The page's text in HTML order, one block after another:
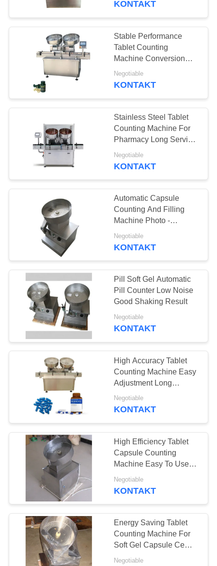
Maszyna do
powlekania tabletek
18
Maszyna do liczenia
tabletów
21
Pulverizer ze stali
nierdzewnej
Maszyna do
pakowania tabletów
Automatyczna
maszyna podająca
17
KONTAKT
Stable Performance
Tablet Counting
Machine Conversion
And Speed Regulating
Negotiable
KONTAKT
Stainless Steel Tablet
Counting Machine For
Pharmacy Long Service
Life
Negotiable
KONTAKT
Automatic Capsule
Counting And Filling
Machine Photo -
Electricity Probe
Negotiable
KONTAKT
Pill Soft Gel Automatic
Pill Counter Low Noise
Good Shaking Result
Negotiable
KONTAKT
High Accuracy Tablet
Counting Machine Easy
Adjustment Long
Service Life
Negotiable
KONTAKT
High Efficiency Tablet
Capsule Counting
Machine Easy To Use
GMP Standard
Negotiable
KONTAKT
Energy Saving Tablet
Counting Machine For
Soft Gel Capsule Ce
Certification
Negotiable